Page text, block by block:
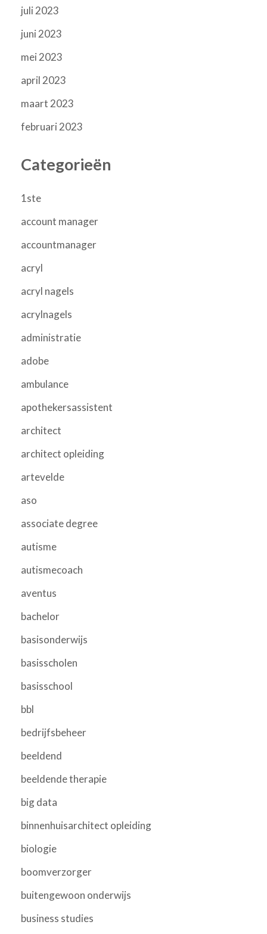
juli 2023
juni 2023
mei 2023
april 2023
maart 2023
februari 2023
Categorieën
1ste
account manager
accountmanager
acryl
acryl nagels
acrylnagels
administratie
adobe
ambulance
apothekersassistent
architect
architect opleiding
artevelde
aso
associate degree
autisme
autismecoach
aventus
bachelor
basisonderwijs
basisscholen
basisschool
bbl
bedrijfsbeheer
beeldend
beeldende therapie
big data
binnenhuisarchitect opleiding
biologie
boomverzorger
buitengewoon onderwijs
business studies